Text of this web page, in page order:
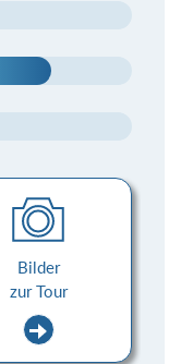
Bilder
zur Tour